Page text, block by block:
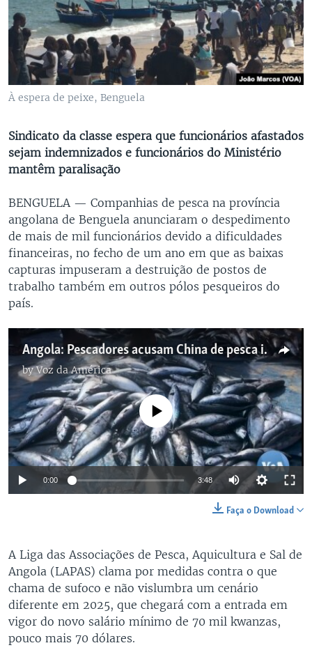
À espera de peixe, Benguela
Sindicato da classe espera que funcionários afastados
sejam indemnizados e funcionários do Ministério
mantêm paralisação
BENGUELA — Companhias de pesca na província
angolana de Benguela anunciaram o despedimento
de mais de mil funcionários devido a dificuldades
financeiras, no fecho de um ano em que as baixas
capturas impuseram a destruição de postos de
trabalho também em outros pólos pesqueiros do
país.
Angola: Pescadores acusam China de pesca ilegal
byVoz da América
No media source currently available
0:00 3:48
Faça o Download
A Liga das Associações de Pesca, Aquicultura e Sal de
Angola (LAPAS) clama por medidas contra o que
chama de sufoco e não vislumbra um cenário
diferente em 2025, que chegará com a entrada em
vigor do novo salário mínimo de 70 mil kwanzas,
pouco mais 70 dólares.